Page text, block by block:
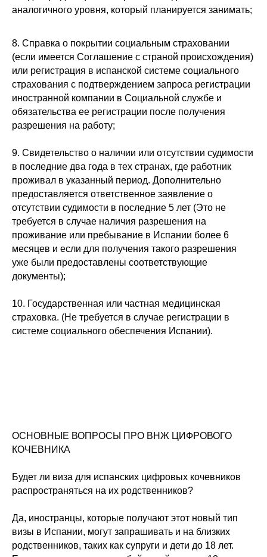
аналогичного уровня, который планируется занимать;
8. Справка о покрытии социальным страховании
(если имеется Соглашение с страной происхождения)
или регистрация в испанской системе социального
страхования с подтверждением запроса регистрации
иностранной компании в Социальной службе и
обязательства ее регистрации после получения
разрешения на работу;
9. Свидетельство о наличии или отсутствии судимости
в последние два года в тех странах, где работник
проживал в указанный период. Дополнительно
предоставляется ответственное заявление о
отсутствии судимости в последние 5 лет (Это не
требуется в случае наличия разрешения на
проживание или пребывание в Испании более 6
месяцев и если для получения такого разрешения
уже были предоставлены соответствующие
документы);
10. Государственная или частная медицинская
страховка. (Не требуется в случае регистрации в
системе социального обеспечения Испании).
ОСНОВНЫЕ ВОПРОСЫ ПРО ВНЖ ЦИФРОВОГО
КОЧЕВНИКА
Будет ли виза для испанских цифровых кочевников
распространяться на их родственников?
Да, иностранцы, которые получают этот новый тип
визы в Испании, могут запрашивать и на близких
родственников, таких как супруги и дети до 18 лет.